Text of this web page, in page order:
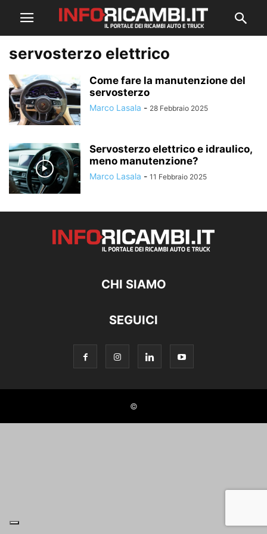
servosterzo elettrico
Come fare la manutenzione del
servosterzo
Marco Lasala - 28 Febbraio 2025
Servosterzo elettrico e idraulico,
meno manutenzione?
Marco Lasala - 11 Febbraio 2025
CHI SIAMO
SEGUICI
©